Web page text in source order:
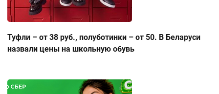
Туфли – от 38 руб., полуботинки – от 50. В Беларуси
назвали цены на школьную обувь